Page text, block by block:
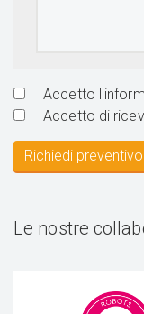
Accetto
Accetto di
Richiedi preventivo
Le nostre